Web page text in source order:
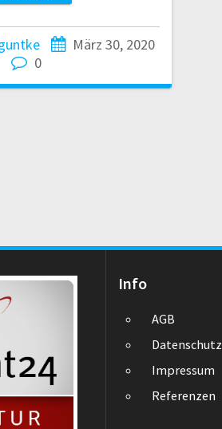
März 30, 2020
0
Info
AGB
Datenschutz
Impressum
Referenzen